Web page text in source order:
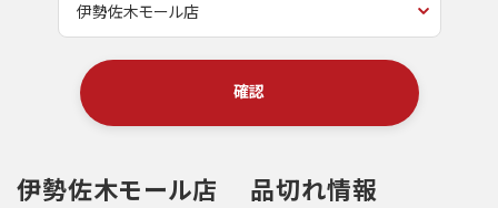
確認
伊勢佐木モール店 品切れ情報